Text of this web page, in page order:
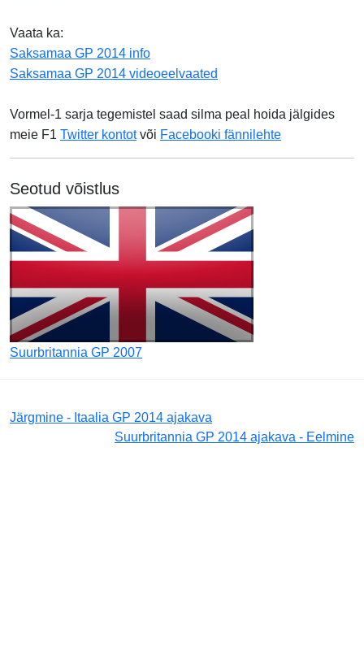
Vaata ka:
Saksamaa GP 2014 info
Saksamaa GP 2014 videoeelvaated
Vormel-1 sarja tegemistel saad silma peal hoida jälgides
meie F1 Twitter kontotvõi Facebooki fännilehte
Seotud võistlus
Suurbritannia GP 2007
Järgmine - Itaalia GP 2014 ajakava
Suurbritannia GP 2014 ajakava - Eelmine